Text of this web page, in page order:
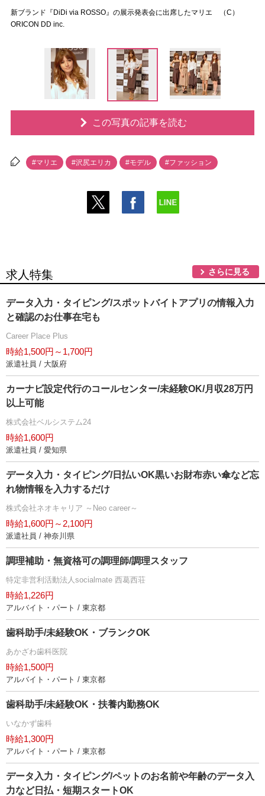
新ブランド『DiDi via ROSSO』の展示発表会に出席したマリエ （C）
ORICON DD inc.
この写真の記事を読む
#マリエ #沢尻エリカ #モデル #ファッション
求人特集 さらに見る
データ入力・タイピング/スポットバイトアプリの情報入力
と確認のお仕事在宅も
Career Place Plus
時給1,500円～1,700円
派遣社員 / 大阪府
カーナビ設定代行のコールセンター/未経験OK/月収28万円
以上可能
株式会社ベルシステム24
時給1,600円
派遣社員 / 愛知県
データ入力・タイピング/日払いOK黒いお財布赤い傘など忘
れ物情報を入力するだけ
株式会社ネオキャリア ～Neo career～
時給1,600円～2,100円
派遣社員 / 神奈川県
調理補助・無資格可の調理師/調理スタッフ
特定非営利活動法人socialmate 西葛西荘
時給1,226円
アルバイト・パート / 東京都
歯科助手/未経験OK・ブランクOK
あかざわ歯科医院
時給1,500円
アルバイト・パート / 東京都
歯科助手/未経験OK・扶養内勤務OK
いなかず歯科
時給1,300円
アルバイト・パート / 東京都
データ入力・タイピング/ペットのお名前や年齢のデータ入
力など日払・短期スタートOK